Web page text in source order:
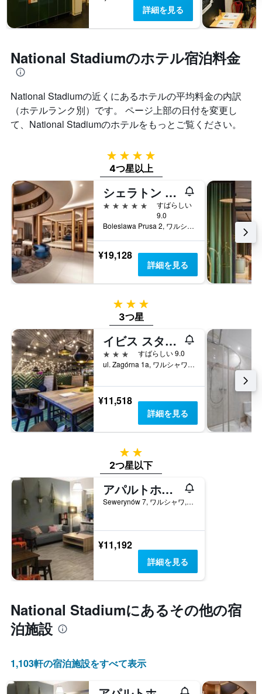
詳細を見る
National Stadiumのホテル宿泊料金
National Stadiumの近くにあるホテルの平均料金の内訳
（ホテルランク別）です。 ページ上部の日付を変更し
て、National Stadium​のホテルをもっとご覧ください。
4つ星
4つ星以上
シェラトン グランド ワルシャワ
5つ星
すばらしい
9.0
Boleslawa Prusa 2, ワルシャワ, マゾフシェ県, ポーランド
¥19,128
詳細を見る
3つ星
3つ星
イビス スタイルズ ワルシャワ セントラム
3つ星
すばらしい 9.0
ul. Zagórna 1a, ワルシャワ, マゾフシェ県, ポーランド
¥11,518
詳細を見る
2つ星
2つ星以下
アパルトホステルヘルベティア
Sewerynów 7, ワルシャワ, マゾフシェ県, ポーランド
¥11,192
詳細を見る
National Stadium​にあるその他の宿
泊施設
1,103​軒の宿泊施設をすべて表示